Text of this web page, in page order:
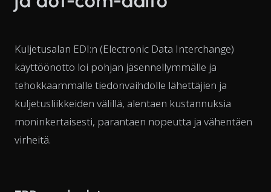
Kuljetusalan EDI:n (Electronic Data Interchange)
käyttöönotto loi pohjan jäsennellymmälle ja
tehokkaammalle tiedonvaihdolle lähettäjien ja
kuljetusliikkeiden välillä, alentaen kustannuksia
moninkertaisesti, parantaen nopeutta ja vähentäen
virheitä.